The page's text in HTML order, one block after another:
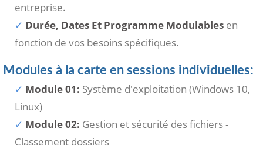
entreprise.
Durée, Dates Et Programme Modulables en
fonction de vos besoins spécifiques.
Modules à la carte en sessions individuelles:
Module 01: Système d'exploitation (Windows 10,
Linux)
Module 02: Gestion et sécurité des fichiers -
Classement dossiers